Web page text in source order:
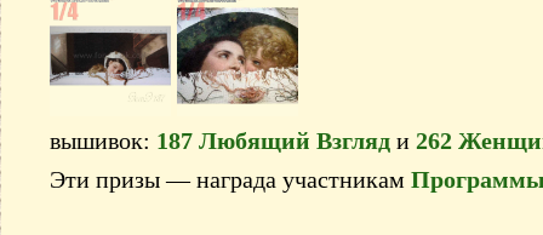
вышивок: 187 Любящий Взгляд и 262
Эти призы — награда участникам